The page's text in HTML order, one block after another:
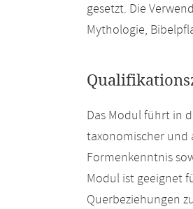
gesetzt. Die
Mythologie,
Das Modul führt in
taxonomischer und
Formenkenntnis
Modul ist geeignet
Querbeziehungen